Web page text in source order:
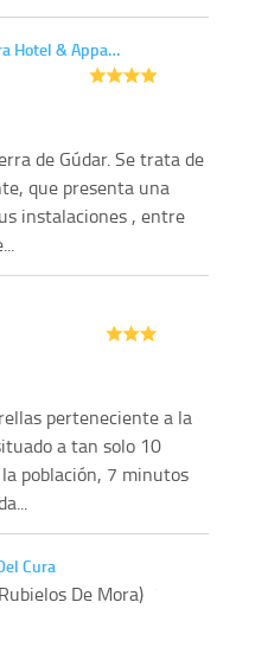
Hotel & Appa…
de Gúdar. Se trata de
que presenta una
instalaciones , entre
perteneciente a la
a tan solo 10
población, 7 minutos
Cura
De Mora)